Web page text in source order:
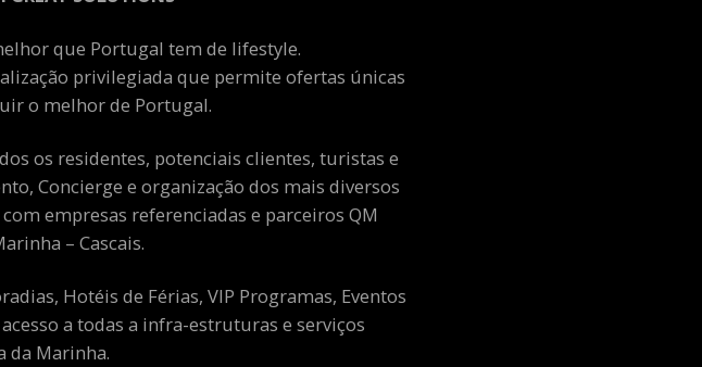
que Portugal tem de lifestyle.
privilegiada que permite ofertas únicas
o melhor de Portugal.
os residentes, potenciais clientes, turistas e
Concierge e organização dos mais diversos
empresas referenciadas e parceiros QM
– Cascais.
Hotéis de Férias, VIP Programas, Eventos
a todas a infra-estruturas e serviços
da Marinha.